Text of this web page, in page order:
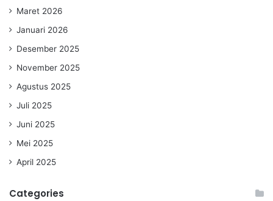
Maret 2026
Januari 2026
Desember 2025
November 2025
Agustus 2025
Juli 2025
Juni 2025
Mei 2025
April 2025
Categories